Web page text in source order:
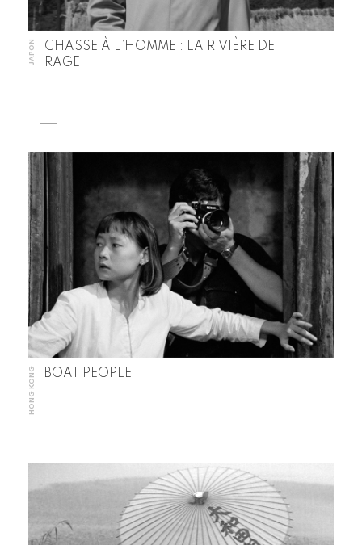
JAPON
CHASSE À L’HOMME : LA RIVIÈRE DE
RAGE
HONG KONG BOAT PEOPLE